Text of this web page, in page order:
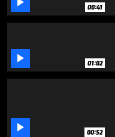
minute,
8
seconds
00:41
 01:02
 00:52